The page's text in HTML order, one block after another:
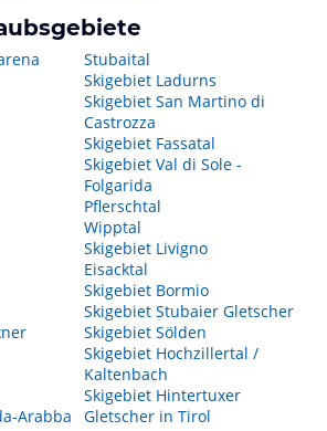
Arabba
Stubaital
Skigebiet Ladurns
Skigebiet San Martino di
Castrozza
Skigebiet Fassatal
Skigebiet Val di Sole -
Folgarida
Pflerschtal
Wipptal
Skigebiet Livigno
Eisacktal
Skigebiet Bormio
Skigebiet Stubaier Gletscher
Skigebiet Sölden
Skigebiet Hochzillertal /
Kaltenbach
Skigebiet Hintertuxer
Gletscher in Tirol